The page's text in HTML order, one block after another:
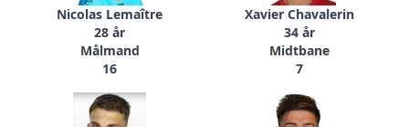
Nicolas Lemaître
28 år
Målmand
16
Xavier Chavalerin
34 år
Midtbane
7